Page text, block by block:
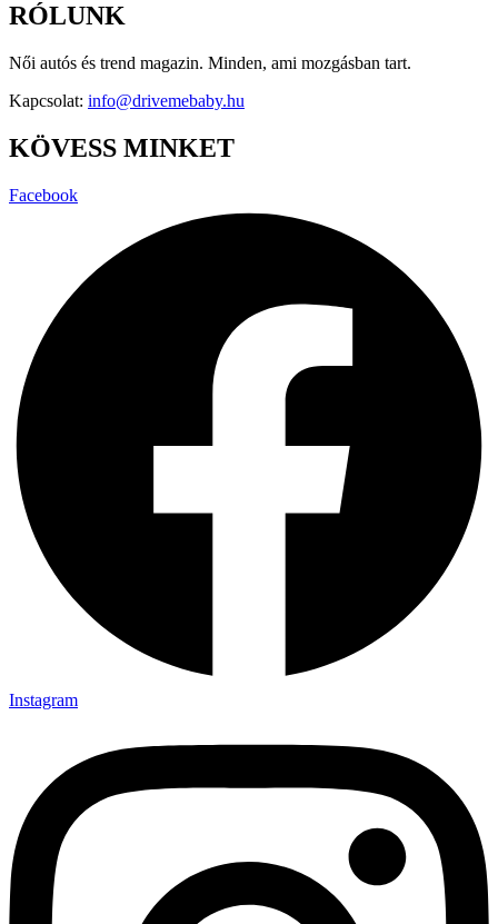
RÓLUNK
Női autós és trend magazin. Minden, ami mozgásban tart.
Kapcsolat: info@drivemebaby.hu
KÖVESS MINKET
Facebook
Instagram